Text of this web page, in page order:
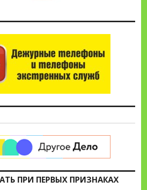
ПРИ ПЕРВЫХ ПРИЗНАКАХ